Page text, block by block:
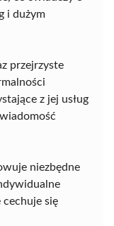
i dużym
przejrzyste
z jej usług
niezbędne
cechuje się